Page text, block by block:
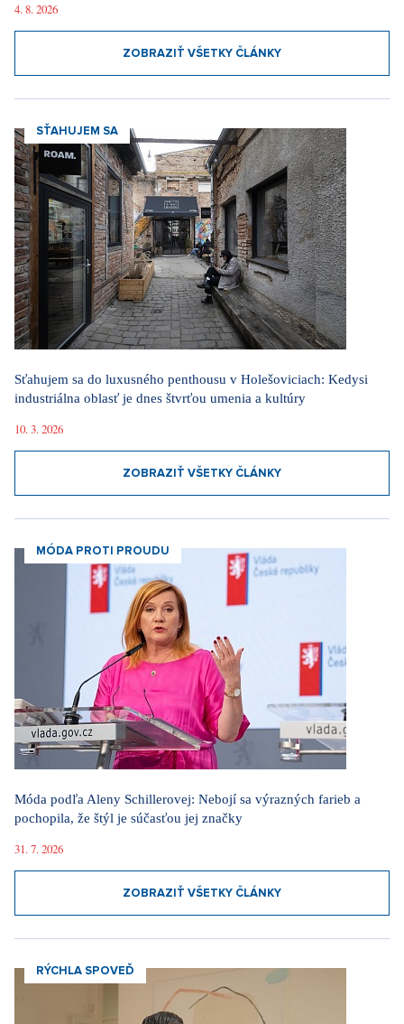
4. 8. 2026
ZOBRAZIŤ VŠETKY ČLÁNKY
SŤAHUJEM SA
Sťahujem sa do luxusného penthousu v Holešoviciach: Kedysi
industriálna oblasť je dnes štvrťou umenia a kultúry
10. 3. 2026
ZOBRAZIŤ VŠETKY ČLÁNKY
MÓDA PROTI PROUDU
Móda podľa Aleny Schillerovej: Nebojí sa výrazných farieb a
pochopila, že štýl je súčasťou jej značky
31. 7. 2026
ZOBRAZIŤ VŠETKY ČLÁNKY
RÝCHLA SPOVEĎ